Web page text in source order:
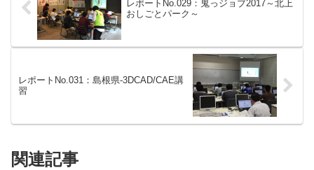
レポートNo.029：鬼っジョブ2017～北上
おしごとパーク～
レポートNo.031：島根県-3DCAD/CAE講
習
関連記事